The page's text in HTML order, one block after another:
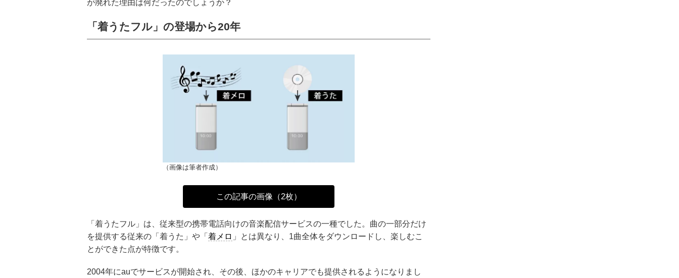
が廃れた理由は何だったのでしょうか？
「着うたフル」の登場から20年
（画像は筆者作成）
この記事の画像（2枚）
「着うたフル」 は、従来型の携帯電話向けの音楽配信サービスの一種でした。曲の一部分だけ
を提供する従来の「着うた」や「 着メロ 」とは異なり、1曲全体をダウンロードし、楽しむこ
とができた点が特徴です。
2004年にauでサービスが開始され、その後、ほかのキャリアでも提供されるようになりまし